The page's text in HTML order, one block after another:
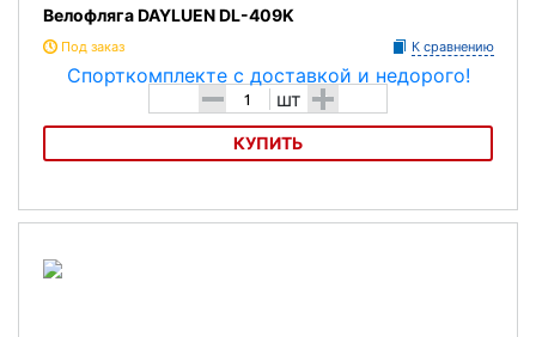
Велофляга DAYLUEN DL-409K
Под заказ К сравнению
- шт +
КУПИТЬ
Велофляга DAYLUEN DL-409K